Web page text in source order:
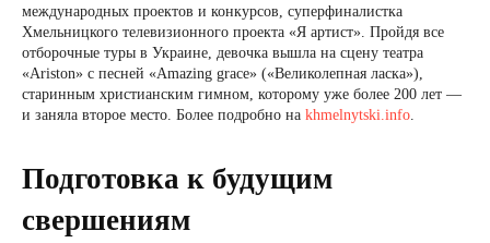
международных проектов и конкурсов, суперфиналистка
Хмельницкого телевизионного проекта «Я артист». Пройдя все
отборочные туры в Украине, девочка вышла на сцену театра
«Ariston» с песней «Amazing grace» («Великолепная ласка»),
старинным христианским гимном, которому уже более 200 лет —
и заняла второе место. Более подробно на khmelnytski.info.
Подготовка к будущим
свершениям